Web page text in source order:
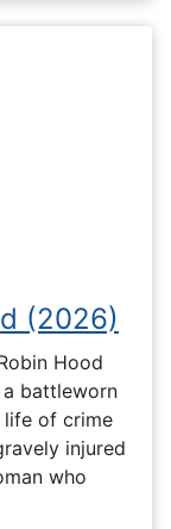
(2026)
Hood
battleworn
life of crime
injured
who